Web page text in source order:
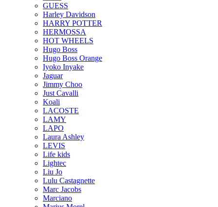
GUESS
Harley Davidson
HARRY POTTER
HERMOSSA
HOT WHEELS
Hugo Boss
Hugo Boss Orange
Iyoko Inyake
Jaguar
Jimmy Choo
Just Cavalli
Koali
LACOSTE
LAMY
LAPO
Laura Ashley
LEVIS
Life kids
Lightec
Liu Jo
Lulu Castagnette
Marc Jacobs
Marciano